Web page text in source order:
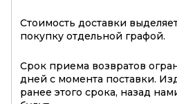
Стоимость доставки
покупку отдельной графой.
Срок приема возвратов
дней с момента поставки.
ранее этого срока, назад